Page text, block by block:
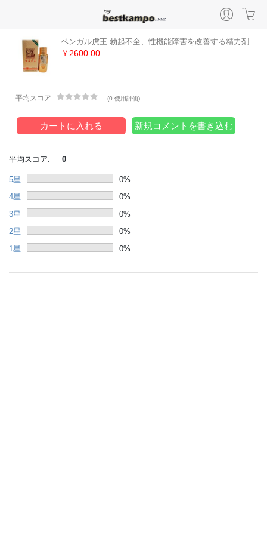
ベンガル虎王 勃起不全、性機能障害を改善する精力剤
￥2600.00
平均スコア (0 使用評価)
カートに入れる 新規コメントを書き込む
平均スコア: 0
5星
0%
4星
0%
3星
0%
2星
0%
1星
0%